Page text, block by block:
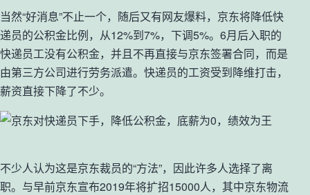
当然“好消息”不止一个，随后又有网友爆料，京东将降低快
递员的公积金比例，从12%到7%，下调5%。6月后入职的
快递员工没有公积金，并且不再直接与京东签署合同，而是
由第三方公司进行劳务派遣。快递员的工资受到降维打击，
薪资直接下降了不少。
不少人认为这是京东裁员的“方法”，因此许多人选择了离
职。与早前京东宣布2019年将扩招15000人，其中京东物流